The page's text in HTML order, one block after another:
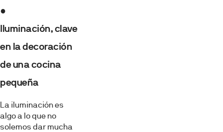
●
Iluminación, clave
en la decoración
de una cocina
pequeña
La iluminación es
algo a lo que no
solemos dar mucha